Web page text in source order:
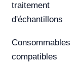
traitement
d'échantillons
Consommables
compatibles